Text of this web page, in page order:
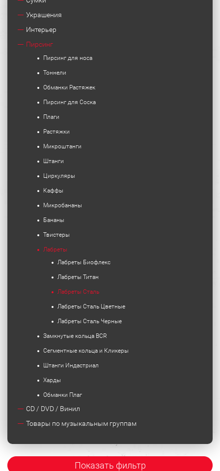
Украшения
Интерьер
Пирсинг
Пирсинг для носа
Тоннели
Обманки Растяжек
Пирсинг для Соска
Плаги
Растяжки
Микроштанги
Штанги
Циркуляры
Каффы
Микробананы
Бананы
Твистеры
Лабреты
Лабреты Биофлекс
Лабреты Титан
Лабреты Сталь
Лабреты Сталь Цветные
Лабреты Сталь Черные
Замкнутые кольца BCR
Сегментные кольца и Кликеры
Штанги Индастриал
Харды
Обманки Плаг
CD / DVD / Винил
Товары по музыкальным группам
Показать фильтр